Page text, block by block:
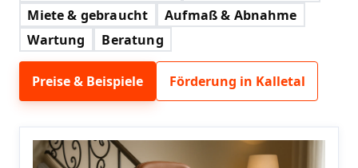
Miete & gebraucht
Aufmaß & Abnahme
Wartung
Beratung
Preise & Beispiele Förderung in Kalletal